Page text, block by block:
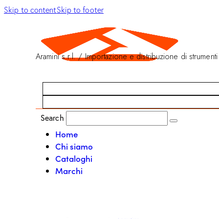
Skip to contentSkip to footer
Aramini s.r.l. / Importazione e distribuzione di strumenti
Search
Home
Chi siamo
Cataloghi
Marchi